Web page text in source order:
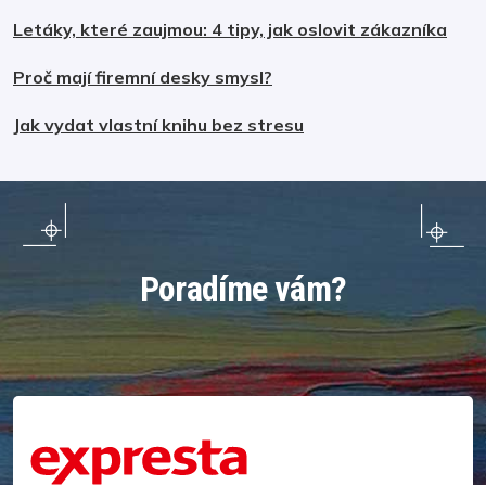
Letáky, které zaujmou: 4 tipy, jak oslovit zákazníka
Proč mají firemní desky smysl?
Jak vydat vlastní knihu bez stresu
Poradíme vám?